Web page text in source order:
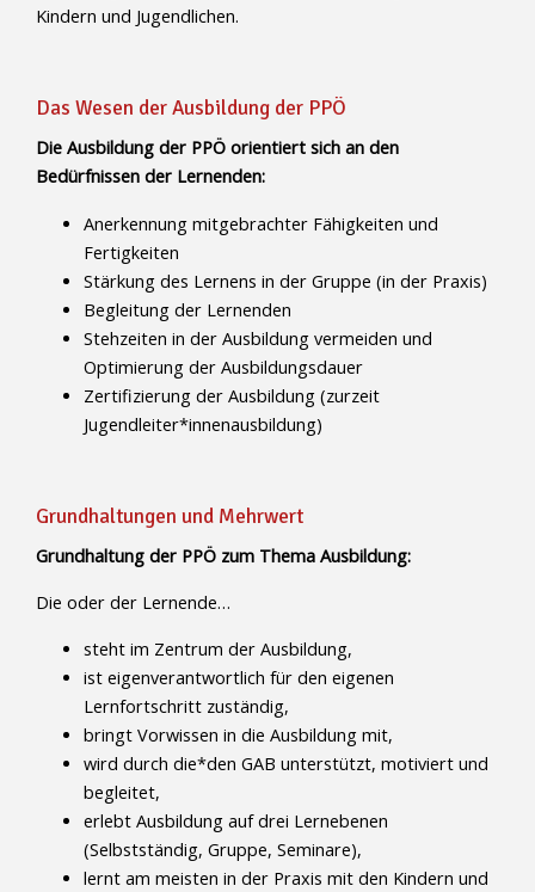
Kindern und Jugendlichen.
Das Wesen der Ausbildung der PPÖ
Die Ausbildung der PPÖ orientiert sich an den
Bedürfnissen der Lernenden:
Anerkennung mitgebrachter Fähigkeiten und
Fertigkeiten
Stärkung des Lernens in der Gruppe (in der Praxis)
Begleitung der Lernenden
Stehzeiten in der Ausbildung vermeiden und
Optimierung der Ausbildungsdauer
Zertifizierung der Ausbildung (zurzeit
Jugendleiter*innenausbildung)
Grundhaltungen und Mehrwert
Grundhaltung der PPÖ zum Thema Ausbildung:
Die oder der Lernende…
steht im Zentrum der Ausbildung,
ist eigenverantwortlich für den eigenen
Lernfortschritt zuständig,
bringt Vorwissen in die Ausbildung mit,
wird durch die*den GAB unterstützt, motiviert und
begleitet,
erlebt Ausbildung auf drei Lernebenen
(Selbstständig, Gruppe, Seminare),
lernt am meisten in der Praxis mit den Kindern und